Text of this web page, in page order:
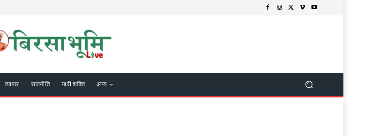
व्यापार राजनीति नारी शक्ति अन्य